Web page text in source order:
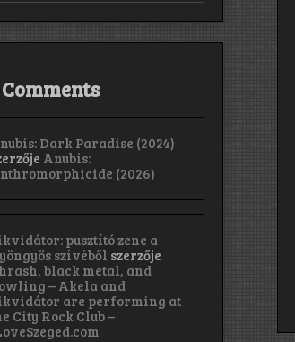
Dark Paradise (2024)
Anubis:
(2026)
pusztító zene a
szívéből szerzője
black metal, and
– Akela and
are performing at
City Rock Club –